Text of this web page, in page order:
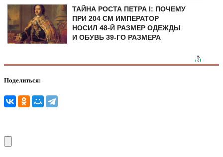
ТАЙНА РОСТА ПЕТРА I: ПОЧЕМУ
ПРИ 204 СМ ИМПЕРАТОР
НОСИЛ 48-Й РАЗМЕР ОДЕЖДЫ
И ОБУВЬ 39-ГО РАЗМЕРА
Поделиться: